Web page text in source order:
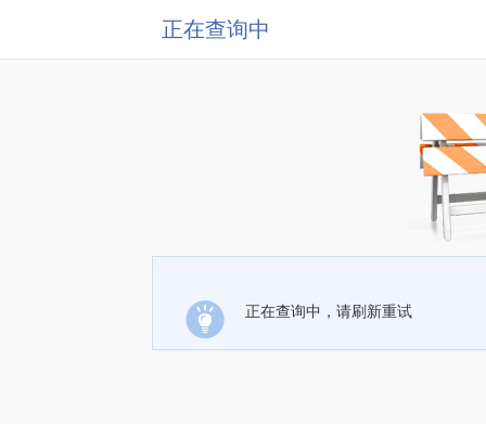
正在查询中
正在查询中，请刷新重试